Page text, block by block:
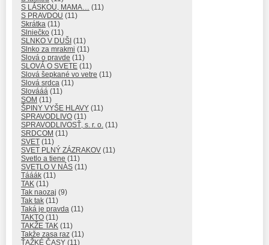
S LÁSKOU, MAMA… (11)
S PRAVDOU (11)
Skrátka (11)
Slniečko (11)
SLNKO V DUŠI (11)
Slnko za mrakmi (11)
Slová o pravde (11)
SLOVÁ O SVETE (11)
Slová šepkané vo vetre (11)
Slová srdca (11)
Slovááá (11)
SOM (11)
ŠPINY VYŠE HLAVY (11)
SPRAVODLIVO (11)
SPRAVODLIVOSŤ, s. r. o. (11)
SRDCOM (11)
SVET (11)
SVET PLNÝ ZÁZRAKOV (11)
Svetlo a tiene (11)
SVETLO V NÁS (11)
Tááák (11)
TAK (11)
Tak naozaj (9)
Tak tak (11)
Taká je pravda (11)
TAKTO (11)
TAKŽE TAK (11)
Takže zasa raz (11)
ŤAŽKÉ ČASY (11)